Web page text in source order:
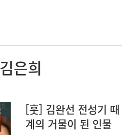
김은희
[훗] 김완선 전성기
계의 거물이 된 인물